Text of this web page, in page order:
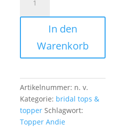
Andie
-
In den
Warenkorb
Artikelnummer: n. v.
Kategorie: bridal tops &
topper Schlagwort:
Topper Andie